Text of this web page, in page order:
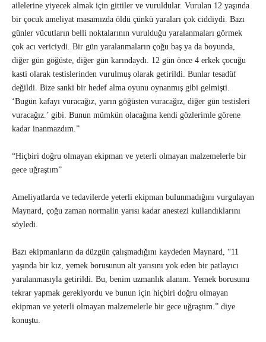
ailelerine yiyecek almak için gittiler ve vuruldular. Vurulan 12 yaşında
bir çocuk ameliyat masamızda öldü çünkü yaraları çok ciddiydi. Bazı
günler vücutların belli noktalarının vurulduğu yaralanmaları görmek
çok acı vericiydi. Bir gün yaralanmaların çoğu baş ya da boyunda,
diğer gün göğüste, diğer gün karındaydı. 12 gün önce 4 erkek çocuğu
kasti olarak testislerinden vurulmuş olarak getirildi. Bunlar tesadüf
değildi. Bize sanki bir hedef alma oyunu oynanmış gibi gelmişti.
‘Bugün kafayı vuracağız, yarın göğüsten vuracağız, diğer gün testisleri
vuracağız.’ gibi. Bunun mümkün olacağına kendi gözlerimle görene
kadar inanmazdım.”
“Hiçbiri doğru olmayan ekipman ve yeterli olmayan malzemelerle bir
gece uğraştım”
Ameliyatlarda ve tedavilerde yeterli ekipman bulunmadığını vurgulayan
Maynard, çoğu zaman normalin yarısı kadar anestezi kullandıklarını
söyledi.
Bazı ekipmanların da düzgün çalışmadığını kaydeden Maynard, “11
yaşında bir kız, yemek borusunun alt yarısını yok eden bir patlayıcı
yaralanmasıyla getirildi. Bu, benim uzmanlık alanım. Yemek borusunu
tekrar yapmak gerekiyordu ve bunun için hiçbiri doğru olmayan
ekipman ve yeterli olmayan malzemelerle bir gece uğraştım.” diye
konuştu.